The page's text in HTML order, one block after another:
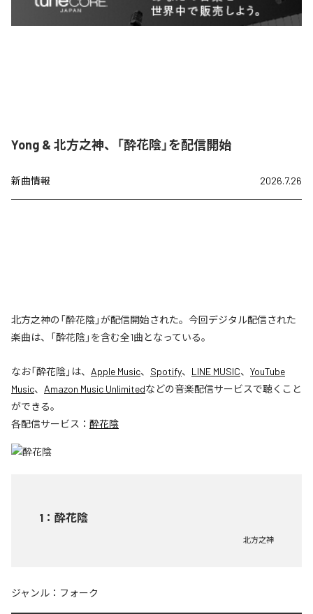
Yong & 北方之神、「酔花陰」を配信開始
新曲情報 2026.7.26
北方之神の「酔花陰」が配信開始された。今回デジタル配信された
楽曲は、「酔花陰」を含む全1曲となっている。
なお「酔花陰」は、 Apple Music、 Spotify、 LINE MUSIC、 YouTube
Music、 Amazon Music Unlimitedなどの音楽配信サービスで聴くこと
ができる。
各配信サービス： 酔花陰
1 ： 酔花陰
北方之神
ジャンル： フォーク